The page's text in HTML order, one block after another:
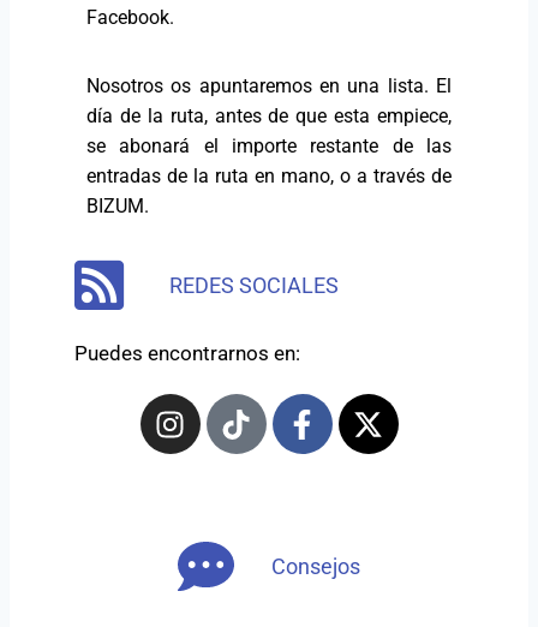
Facebook.
Nosotros os apuntaremos en una lista. El
día de la ruta, antes de que esta empiece,
se abonará el importe restante de las
entradas de la ruta en mano, o a través de
BIZUM.
REDES SOCIALES
Puedes encontrarnos en:
Consejos